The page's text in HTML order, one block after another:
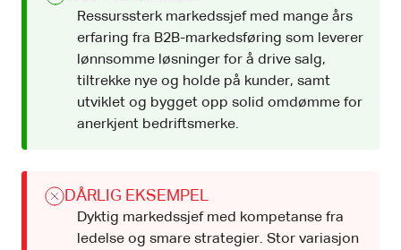
Ressurssterk markedssjef med mange års
erfaring fra B2B-markedsføring som leverer
lønnsomme løsninger for å drive salg,
tiltrekke nye og holde på kunder, samt
utviklet og bygget opp solid omdømme for
anerkjent bedriftsmerke.
DÅRLIG EKSEMPEL
Dyktig markedssjef med kompetanse fra
ledelse og smare strategier. Stor variasjon